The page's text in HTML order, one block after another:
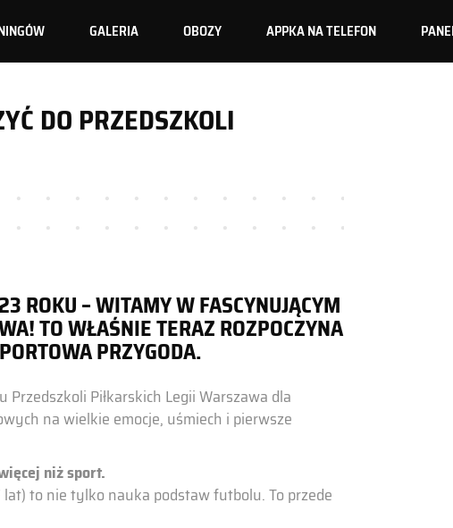
GALERIA OBOZY APPKA NA TELEFON
DO PRZEDSZKOLI
ROKU – WITAMY W FASCYNUJĄCYM
TO WŁAŚNIE TERAZ ROZPOCZYNA
PRZYGODA.
Piłkarskich Legii Warszawa dla
na wielkie emocje, uśmiech i pierwsze
niż sport.
lat) to nie tylko nauka podstaw futbolu. To przede